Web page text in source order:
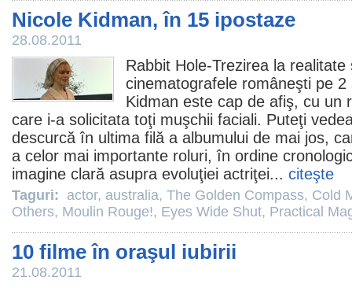
Nicole Kidman, în 15 ipostaze
28.08.2011
Rabbit Hole-Trezirea la realitate
cinematografele româneşti pe
Kidman este cap de afiş, cu un
care i-a solicitata toţi muşchii faciali. Puteţi
descurcă în ultima filă a albumului de mai jos,
a celor mai importante roluri, în ordine
imagine clară asupra evoluţiei actriţei... citeşte
Taguri: actor, australia, The Golden Compass, Cold
Others, Moulin Rouge!, Eyes Wide Shut, Practical
10 filme în oraşul iubirii
21.08.2011